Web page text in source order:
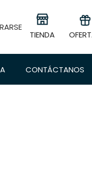
TIENDA
CONTÁCTANOS